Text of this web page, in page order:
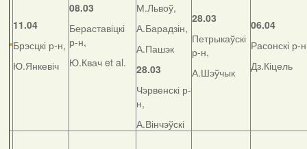
11.04
Брэсцкі р-н,
Ю.Янкевіч
08.03
Бераставіцкі
р-н,
Ю.Квач et al.
М.Львоў,
А.Барадзін,
А.Пашэк
28.03
Чэрвенскі р-
н,
А.Вінчэўскі
28.03
Петрыкаўскі
р-н,
А.Шэўчык
06.04
Расонскі р-
Дз.Кіцель